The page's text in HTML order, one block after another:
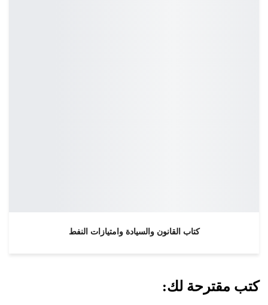
كتاب القانون والسيادة وامتيازات النفط
كتب مقترحة لك: